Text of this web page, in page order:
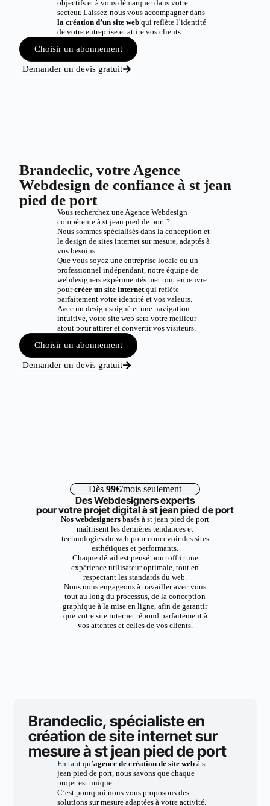
objectifs et à vous démarquer dans votre
secteur. Laissez-nous vous accompagner dans
la création d’un site webqui reflète l’identité
de votre entreprise et attire vos clients
Choisir un abonnement
Demander un devis gratuit
Brandeclic, votre Agence
Webdesign de confiance à st jean
pied de port
Vous recherchez une Agence Webdesign
compétente à st jean pied de port ?
Nous sommes spécialisés dans la conception et
le design de sites internet sur mesure, adaptés à
vos besoins.
Que vous soyez une entreprise locale ou un
professionnel indépendant, notre équipe de
webdesigners expérimentés met tout en œuvre
pourcréer un site internetqui reflète
parfaitement votre identité et vos valeurs.
Avec un design soigné et une navigation
intuitive, votre site web sera votre meilleur
atout pour attirer et convertir vos visiteurs.
Choisir un abonnement
Demander un devis gratuit
Dès 99€/mois seulement
Des Webdesigners experts
pour votre projet digital à st jean pied de port
Nos webdesigners basés à st jean pied de port
maîtrisent les dernières tendances et
technologies du web pour concevoir des sites
esthétiques et performants.
Chaque détail est pensé pour offrir une
expérience utilisateur optimale, tout en
respectant les standards du web.
Nous nous engageons à travailler avec vous
tout au long du processus, de la conception
graphique à la mise en ligne, afin de garantir
que votre site internet répond parfaitement à
vos attentes et celles de vos clients.
Brandeclic, spécialiste en
création de site internet sur
mesure à st jean pied de port
En tant qu’agence de création de site webà st
jean pied de port, nous savons que chaque
projet est unique.
C’est pourquoi nous vous proposons des
solutions sur mesure adaptées à votre activité.